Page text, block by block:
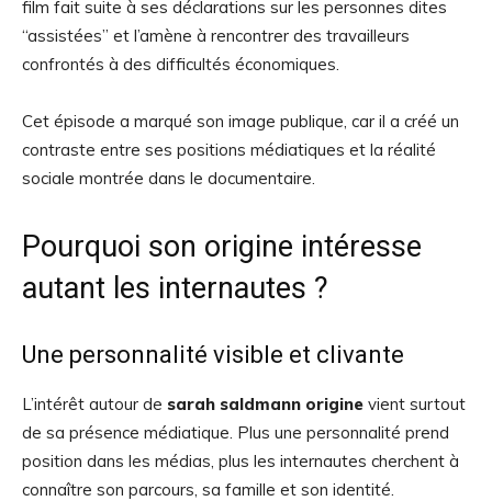
film fait suite à ses déclarations sur les personnes dites
“assistées” et l’amène à rencontrer des travailleurs
confrontés à des difficultés économiques.
Cet épisode a marqué son image publique, car il a créé un
contraste entre ses positions médiatiques et la réalité
sociale montrée dans le documentaire.
Pourquoi son origine intéresse
autant les internautes ?
Une personnalité visible et clivante
L’intérêt autour de sarah saldmann origine vient surtout
de sa présence médiatique. Plus une personnalité prend
position dans les médias, plus les internautes cherchent à
connaître son parcours, sa famille et son identité.